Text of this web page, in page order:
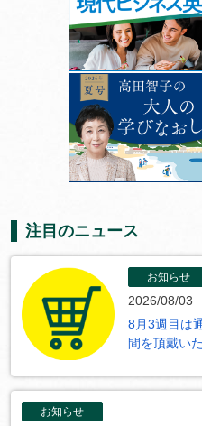
注目のニュース
お知らせ
2026/08/03
8月3週目は
間を頂戴い
お知らせ